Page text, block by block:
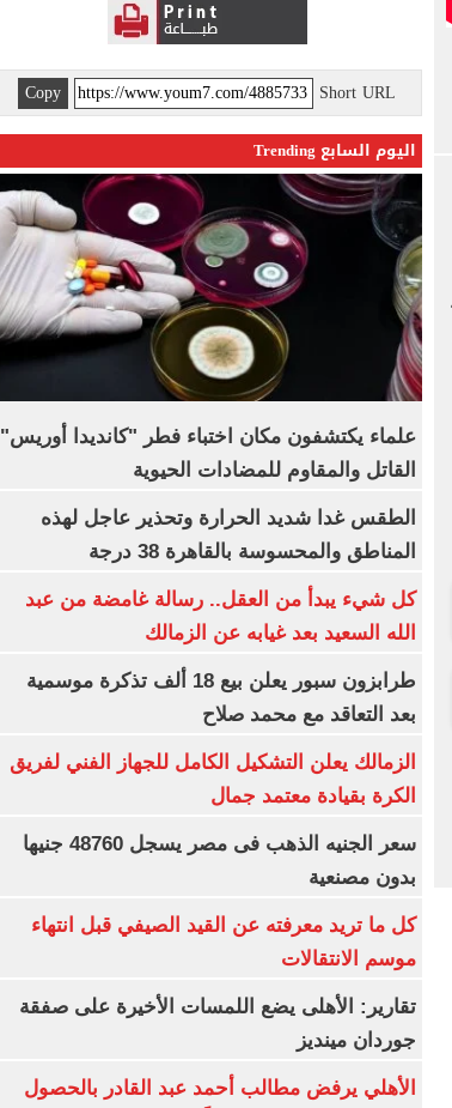
Short URL
Copy
اليوم السابع Trending
علماء يكتشفون مكان اختباء فطر "كانديدا أوريس"
القاتل والمقاوم للمضادات الحيوية
الطقس غدا شديد الحرارة وتحذير عاجل لهذه
المناطق والمحسوسة بالقاهرة 38 درجة
كل شيء يبدأ من العقل.. رسالة غامضة من عبد
الله السعيد بعد غيابه عن الزمالك
طرابزون سبور يعلن بيع 18 ألف تذكرة موسمية
بعد التعاقد مع محمد صلاح
الزمالك يعلن التشكيل الكامل للجهاز الفني لفريق
الكرة بقيادة معتمد جمال
سعر الجنيه الذهب فى مصر يسجل 48760 جنيها
بدون مصنعية
كل ما تريد معرفته عن القيد الصيفي قبل انتهاء
موسم الانتقالات
تقارير: الأهلى يضع اللمسات الأخيرة على صفقة
جوردان مينديز
الأهلي يرفض مطالب أحمد عبد القادر بالحصول